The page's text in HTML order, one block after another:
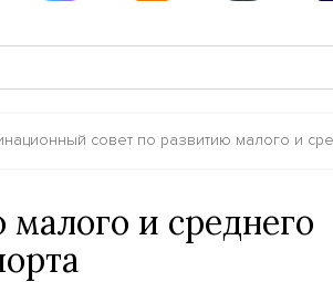
совет по развитию малого и
и среднего